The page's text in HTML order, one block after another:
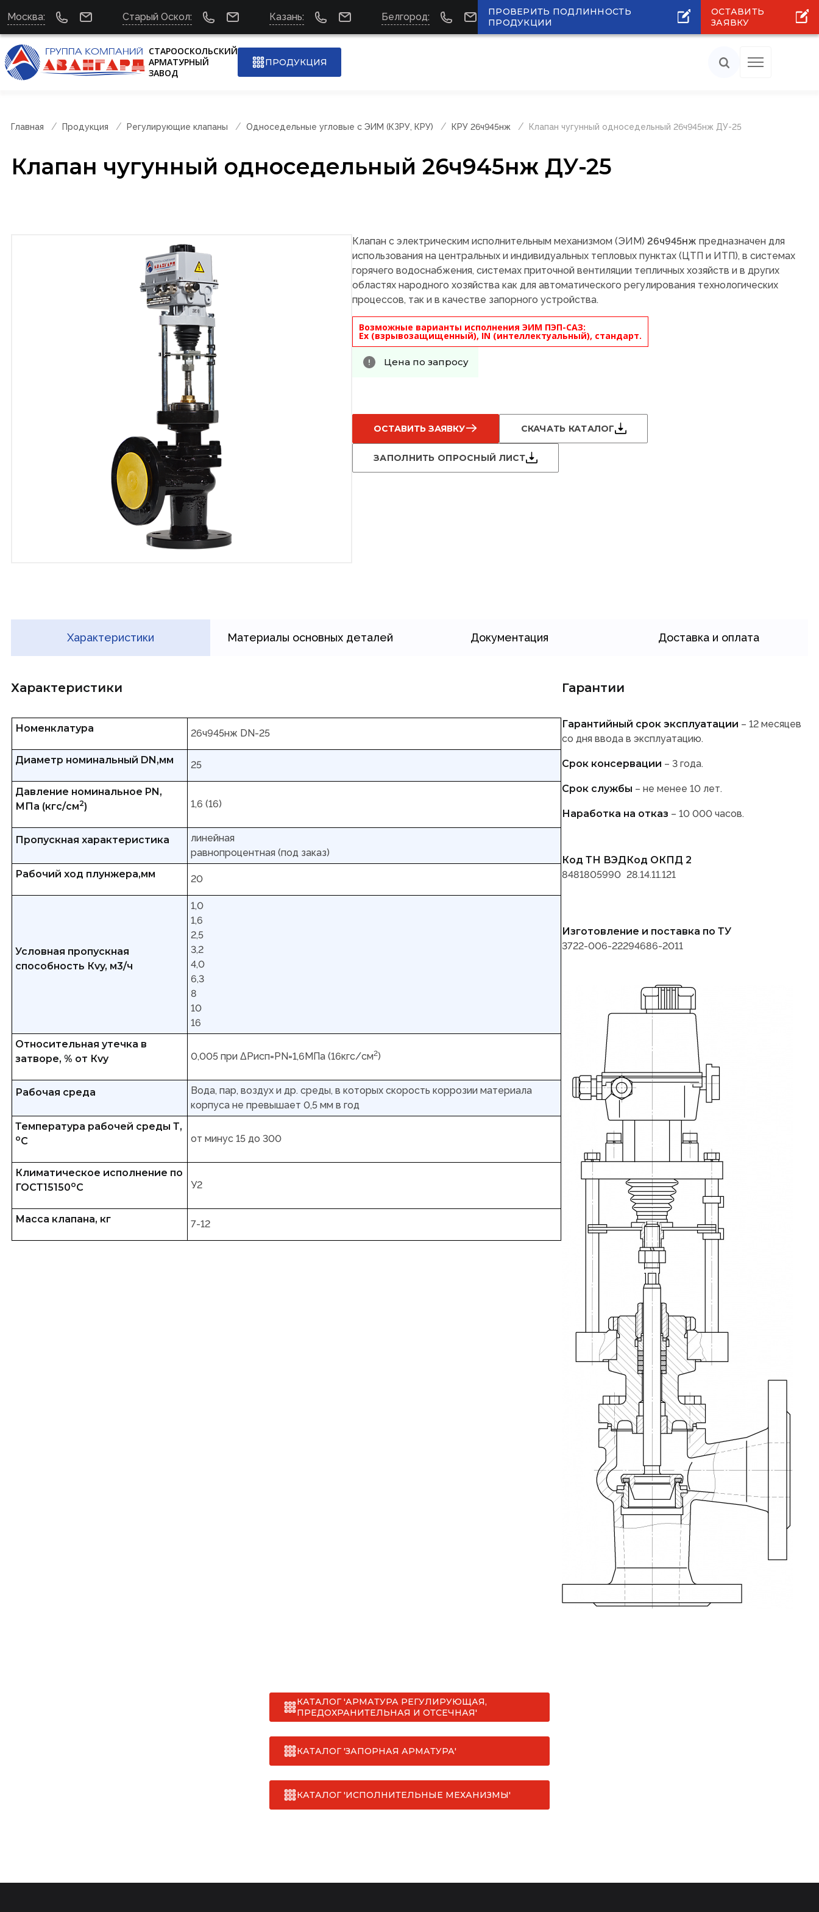
Москва: Старый Оскол: Казань: Белгород:
ПРОВЕРИТЬ ПОДЛИННОСТЬ
ПРОДУКЦИИ
ОСТАВИТЬ
ЗАЯВКУ
СТАРООСКОЛЬСКИЙ
АРМАТУРНЫЙ
ЗАВОД
ПРОДУКЦИЯ
Главная Продукция Регулирующие клапаны Односедельные угловые с ЭИМ (КЗРУ, КРУ) КРУ 26ч945нж Клапан чугунный односедельный 26ч945нж ДУ-25
Клапан чугунный односедельный 26ч945нж ДУ-25
Клапан с электрическим исполнительным механизмом (ЭИМ) 26ч945нж предназначен для
использования на центральных и индивидуальных тепловых пунктах (ЦТП и ИТП), в системах
горячего водоснабжения, системах приточной вентиляции тепличных хозяйств и в других
областях народного хозяйства как для автоматического регулирования технологических
процессов, так и в качестве запорного устройства.
Возможные варианты исполнения ЭИМ ПЭП-САЗ:
Ex (взрывозащищенный), IN (интеллектуальный), стандарт.
Цена по запросу
ОСТАВИТЬ ЗАЯВКУ СКАЧАТЬ КАТАЛОГ
ЗАПОЛНИТЬ ОПРОСНЫЙ ЛИСТ
Характеристики Материалы основных деталей Документация Доставка и оплата
Характеристики
Номенклатура 26ч945нж DN-25
Диаметр номинальный DN,мм 25
Давление номинальное PN,
МПа (кгс/см2) 1,6 (16)
Пропускная характеристика
линейная
равнопроцентная (под заказ)
Рабочий ход плунжера,мм
20
Условная пропускная
способность Кvy, м3/ч
1,0
1,6
2,5
3,2
4,0
6,3
8
10
16
Относительная утечка в
затворе, % от Кvy
0,005 при ΔРисп=PN=1,6МПа (16кгс/см2)
Рабочая среда
Вода, пар, воздух и др. среды, в которых скорость коррозии материала
корпуса не превышает 0,5 мм в год
Температура рабочей среды Т,
оС от минус 15 до 300
Климатическое исполнение по
ГОСТ15150оС У2
Масса клапана, кг 7-12
Гарантии
Гарантийный срок эксплуатации – 12 месяцев
со дня ввода в эксплуатацию.
Срок консервации – 3 года.
Срок службы – не менее 10 лет.
Наработка на отказ – 10 000 часов.
Код ТН ВЭД
8481805990
Код ОКПД 2
28.14.11.121
Изготовление и поставка по ТУ
3722-006-22294686-2011
КАТАЛОГ 'АРМАТУРА РЕГУЛИРУЮЩАЯ,
ПРЕДОХРАНИТЕЛЬНАЯ И ОТСЕЧНАЯ'
КАТАЛОГ 'ЗАПОРНАЯ АРМАТУРА'
КАТАЛОГ 'ИСПОЛНИТЕЛЬНЫЕ МЕХАНИЗМЫ'